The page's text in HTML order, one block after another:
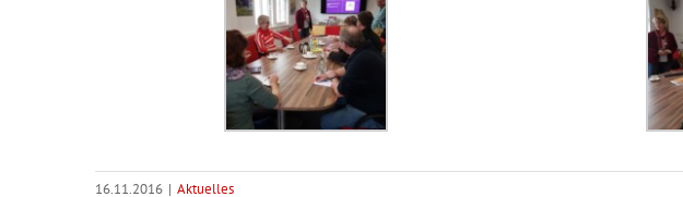
16.11.2016 | Aktuelles